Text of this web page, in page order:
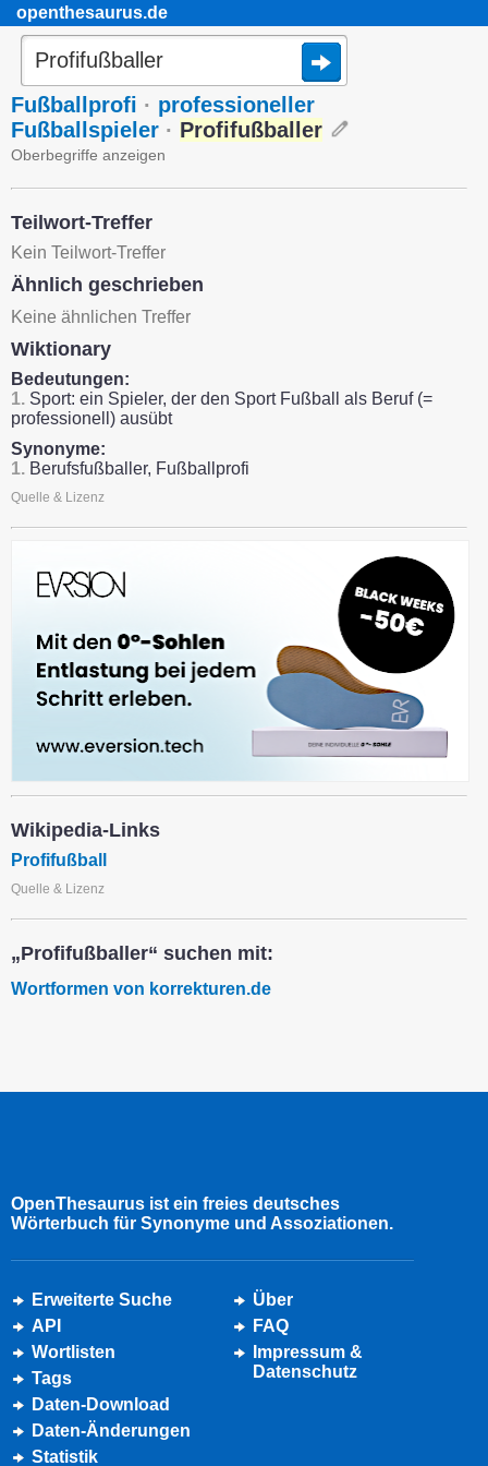
openthesaurus.de
Fußballprofi · professioneller
Fußballspieler · Profifußballer
Oberbegriffe anzeigen
Teilwort-Treffer
Kein Teilwort-Treffer
Ähnlich geschrieben
Keine ähnlichen Treffer
Wiktionary
Bedeutungen:
1. Sport: ein Spieler, der den Sport Fußball als Beruf (=
professionell) ausübt
Synonyme:
1. Berufsfußballer, Fußballprofi
Quelle & Lizenz
Wikipedia-Links
Profifußball
Quelle & Lizenz
„Profifußballer“ suchen mit:
Wortformen von korrekturen.de
OpenThesaurus ist ein freies deutsches
Wörterbuch für Synonyme und Assoziationen.
Erweiterte Suche
API
Wortlisten
Tags
Daten-Download
Daten-Änderungen
Statistik
Über
FAQ
Impressum &
Datenschutz